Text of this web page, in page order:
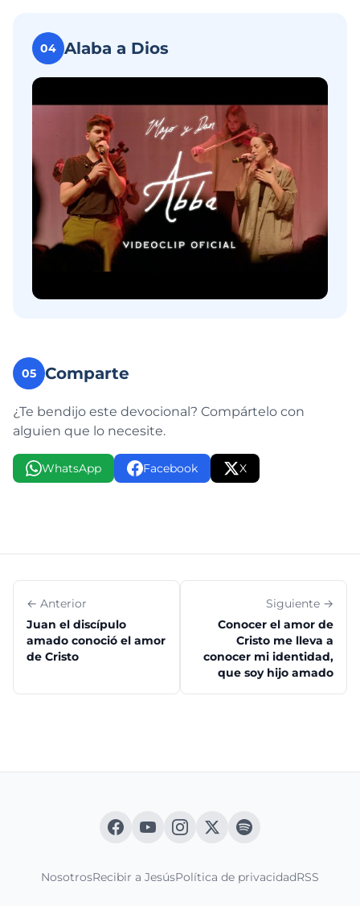
04 Alaba a Dios
05 Comparte
¿Te bendijo este devocional? Compártelo con
alguien que lo necesite.
WhatsApp Facebook X
← Anterior
Juan el discípulo
amado conoció el amor
de Cristo
Siguiente →
Conocer el amor de
Cristo me lleva a
conocer mi identidad,
que soy hijo amado
NosotrosRecibir a JesúsPolítica de privacidadRSS